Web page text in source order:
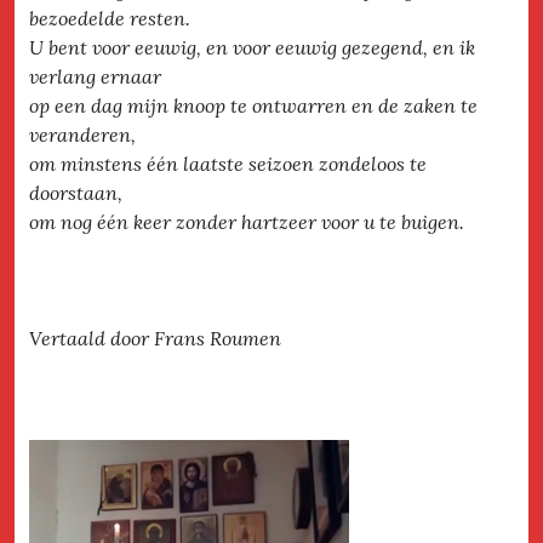
bezoedelde resten.
U bent voor eeuwig, en voor eeuwig gezegend, en ik
verlang ernaar
op een dag mijn knoop te ontwarren en de zaken te
veranderen,
om minstens één laatste seizoen zondeloos te
doorstaan,
om nog één keer zonder hartzeer voor u te buigen.
Vertaald door Frans Roumen